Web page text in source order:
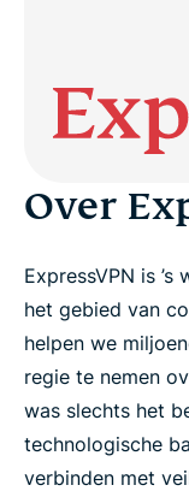
Persberichten
Over
ExpressVPN is
het gebied van
helpen we
regie te nemen
was slechts het
technologische
verbinden met